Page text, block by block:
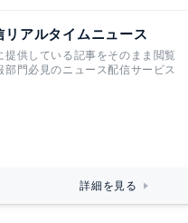
リアルタイムニュース
提供している記事をそのまま閲覧
部門必見のニュース配信サービス
詳細を見る